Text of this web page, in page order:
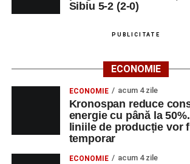
Sibiu 5-2 (2-0)
PUBLICITATE
ECONOMIE
ECONOMIE acum 4 zile
Kronospan reduce
energie cu până la
liniile de producție vor
temporar
ECONOMIE acum 4 zile